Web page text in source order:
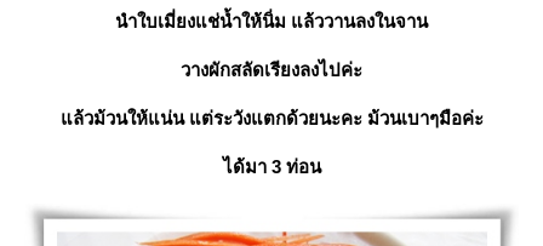
นำใบเมี่ยงแช่น้ำให้นิ่ม แล้ววานลงในจาน
วางผักสลัดเรียงลงไปค่ะ
ล้วม้วนให้แน่น แต่ระวังแตกด้วยนะคะ ม้วนเบาๆมือค่ะ
ได้มา 3 ท่อน